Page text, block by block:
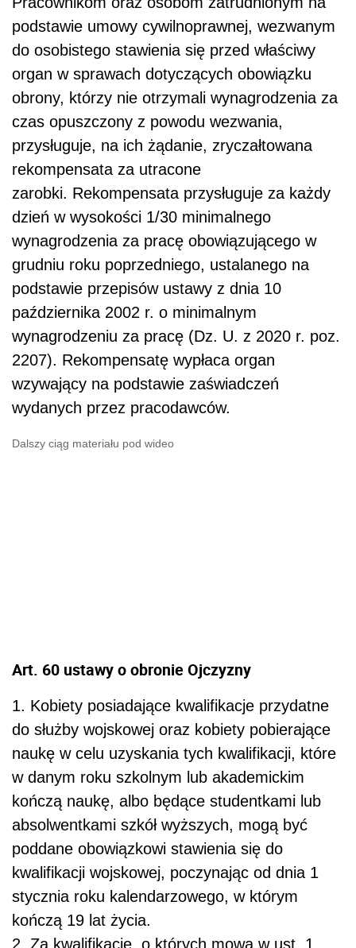
podstawie umowy cywilnoprawnej, wezwanym
do osobistego stawienia się przed właściwy
organ w sprawach dotyczących obowiązku
obrony, którzy nie otrzymali wynagrodzenia za
czas opuszczony z powodu wezwania,
przysługuje, na ich żądanie, zryczałtowana
rekompensata za utracone
zarobki. Rekompensata przysługuje za każdy
dzień w wysokości 1/30 minimalnego
wynagrodzenia za pracę obowiązującego w
grudniu roku poprzedniego, ustalanego na
podstawie przepisów ustawy z dnia 10
października 2002 r. o minimalnym
wynagrodzeniu za pracę (Dz. U. z 2020 r. poz.
2207). Rekompensatę wypłaca organ
wzywający na podstawie zaświadczeń
wydanych przez pracodawców.
Dalszy ciąg materiału pod wideo
Art. 60 ustawy o obronie Ojczyzny
1. Kobiety posiadające kwalifikacje przydatne
do służby wojskowej oraz kobiety pobierające
naukę w celu uzyskania tych kwalifikacji, które
w danym roku szkolnym lub akademickim
kończą naukę, albo będące studentkami lub
absolwentkami szkół wyższych, mogą być
poddane obowiązkowi stawienia się do
kwalifikacji wojskowej, poczynając od dnia 1
stycznia roku kalendarzowego, w którym
kończą 19 lat życia.
2. Za kwalifikacje, o których mowa w ust. 1,